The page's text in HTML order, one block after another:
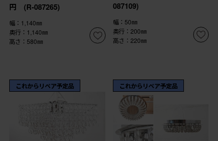
円 (R-087265)
幅：1,140㎜
奥行：1,140㎜
高さ：580㎜
087109)
幅：50㎜
奥行：200㎜
高さ：220㎜
これからリペア予定品 これからリペア予定品